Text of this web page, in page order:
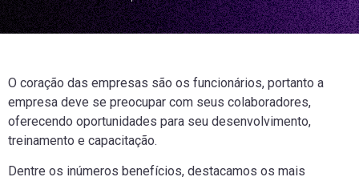
O coração das empresas são os funcionários, portanto a
empresa deve se preocupar com seus colaboradores,
oferecendo oportunidades para seu desenvolvimento,
treinamento e capacitação.
Dentre os inúmeros benefícios, destacamos os mais